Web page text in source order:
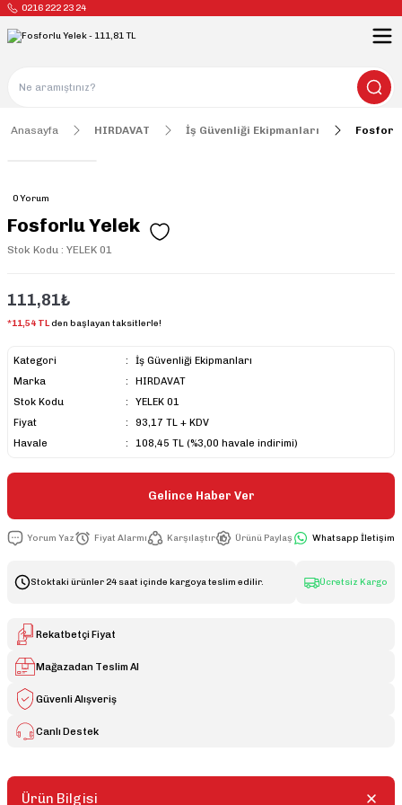
0216 222 23 24
Anasayfa HIRDAVAT İş Güvenliği Ekipmanları
0 Yorum
Fosforlu Yelek
Stok Kodu : YELEK 01
111,81₺
*11,54 TLden başlayan taksitlerle!
Kategori
İş Güvenliği Ekipmanları
Marka
HIRDAVAT
Stok Kodu
YELEK 01
Fiyat
93,17 TL + KDV
Havale
108,45 TL (%3,00 havale indirimi)
Gelince Haber Ver
Yorum Yaz Fiyat Alarmı Karşılaştır Ürünü Paylaş Whatsapp İletişim
Stoktaki ürünler 24 saat içinde kargoya teslim edilir. Ücretsiz Kargo
Rekatbetçi Fiyat
Mağazadan Teslim Al
Güvenli Alışveriş
Canlı Destek
Ürün Bilgisi